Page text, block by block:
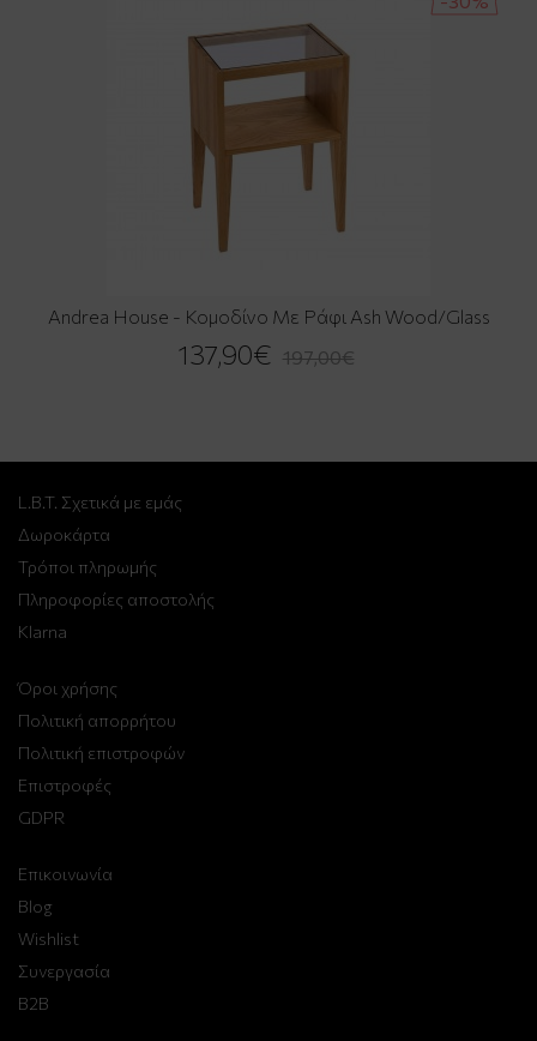
Andrea House - Κομοδίνο Με Ράφι Ash Wood/Glass
137,90€ 197,00€
L.B.T. Σχετικά με εμάς
Δωροκάρτα
Τρόποι πληρωμής
Πληροφορίες αποστολής
Klarna
Όροι χρήσης
Πολιτική απορρήτου
Πολιτική επιστροφών
Επιστροφές
GDPR
Επικοινωνία
Blog
Wishlist
Συνεργασία
B2B